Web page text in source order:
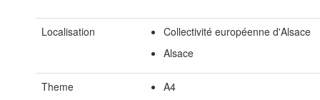
Localisation
Collectivité européenne d'Alsace
Alsace
Theme
A4